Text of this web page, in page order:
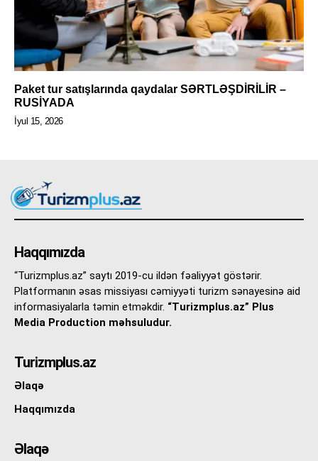
Paket tur satışlarında qaydalar SƏRTLƏŞDİRİLİR –
RUSİYADA
İyul 15, 2026
Haqqımızda
“Turizmplus.az” saytı 2019-cu ildən fəaliyyət göstərir.
Platformanın əsas missiyası cəmiyyəti turizm sənayesinə aid
informasiyalarla təmin etməkdir. “Turizmplus.az” Plus
Media Production məhsuludur.
Turizmplus.az
Əlaqə
Haqqımızda
Əlaqə